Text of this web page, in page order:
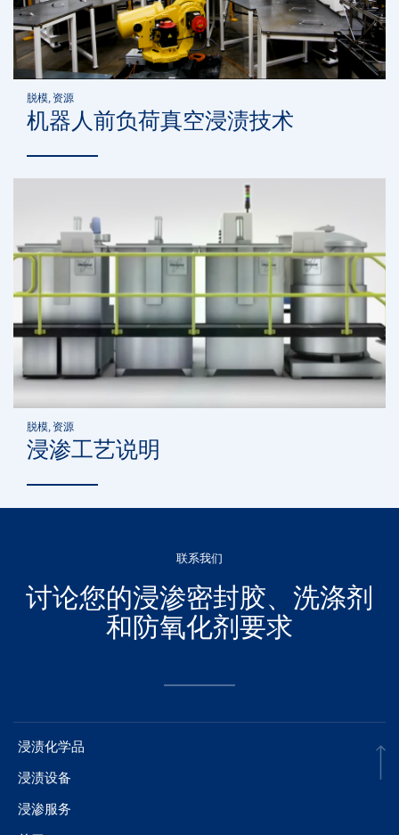
脱模, 资源
机器人前负荷真空浸渍技术
脱模, 资源
浸渗工艺说明
联系我们
讨论您的浸渗密封胶、洗涤剂
和防氧化剂要求
浸渍化学品
浸渍设备
浸渗服务